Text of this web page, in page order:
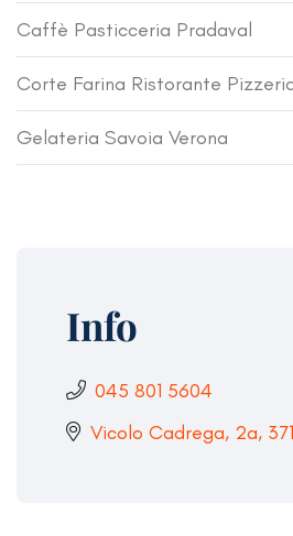
Caffè Pasticceria Pradaval
Corte Farina Ristorante
Gelateria Savoia Verona
Info
045 801 5604
Vicolo Cadrega, 2a,